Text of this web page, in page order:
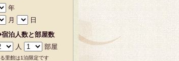
年
月
日
泊人数と部屋数
人
部屋
る里館は1泊限定です